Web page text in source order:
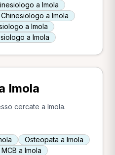
a Imola
a Imola
a Imola
a Imola
Imola
cercate a Imola.
Osteopata a Imola
MCB a Imola